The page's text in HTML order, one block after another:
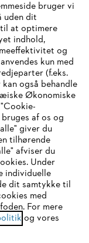
unterstützen. Für
wir Ihnen, zu
bruger vi
uden dit
at optimere
indhold,
og
kun med
(f.eks.
også behandle
Økonomiske
af os og
giver du
tilhørende
afviser du
Under
individuelle
dit samtykke til
med
For mere
og vores